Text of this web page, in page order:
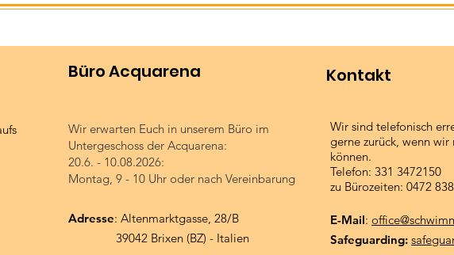
Büro Acquarena
Wir erwarten Euch in unserem Büro im
Untergeschoss der Acquarena:
20.6. - 10.08.2026:
Montag, 9 - 10 Uhr oder nach Vereinbarung
Adresse: Altenmarktgasse, 28/B
39042 Brixen (BZ) - Italien
Kontakt
Wir sind telefonisch
gerne zurück, wenn
können.
Telefon: 331 3472150
zu Bürozeiten: 0472
E-Mail:
Safeguarding: